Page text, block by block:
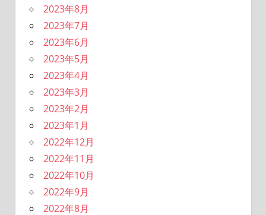
2023年8月
2023年7月
2023年6月
2023年5月
2023年4月
2023年3月
2023年2月
2023年1月
2022年12月
2022年11月
2022年10月
2022年9月
2022年8月